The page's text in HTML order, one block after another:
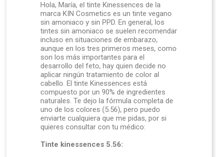
Hola, María, el tinte Kinessences de la
marca KIN Cosmetics es un tinte vegano
sin amoniaco y sin PPD. En general, los
tintes sin amoniaco se suelen recomendar
incluso en situaciones de embarazo,
aunque en los tres primeros meses, como
son los más importantes para el
desarrollo del feto, hay quien decide no
aplicar ningún tratamiento de color al
cabello. El tinte Kinessences está
compuesto por un 90% de ingredientes
naturales. Te dejo la fórmula completa de
uno de los colores (5.56), pero puedo
enviarte cualquiera que me pidas, por si
quieres consultar con tu médico:
Tinte kinessences 5.56: